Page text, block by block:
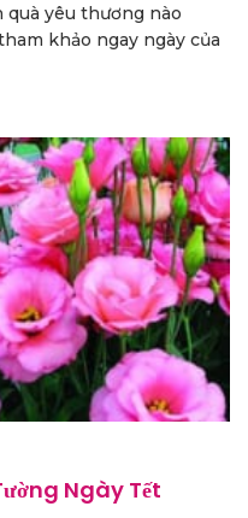
yêu thương nào
khảo ngay ngày của
Ngày Tết